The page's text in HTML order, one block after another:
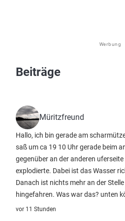
Werbung
Beiträge
Müritzfreund
Hallo, ich bin gerade am
saß um ca 19 10 Uhr gerade beim
gegenüber an der anderen
explodierte. Dabei ist das Wasser
Danach ist nichts mehr an der
hingefahren. Was war das? unten
vor 11 Stunden